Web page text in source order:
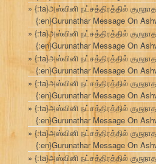
{:ta}அஸ்வினி நட்சத்திரத்தில்
{:en}Gurunathar Message On
{:ta}அஸ்வினி நட்சத்திரத்தில்
{:en}Gurunathar Message On
{:ta}அஸ்வினி நட்சத்திரத்தில்
{:en}Gurunathar Message On
{:ta}அஸ்வினி நட்சத்திரத்தில்
{:en}Gurunathar Message On
{:ta}அஸ்வினி நட்சத்திரத்தில்
{:en}Gurunathar Message On
{:ta}அஸ்வினி நட்சத்திரத்தில்
{:en}Gurunathar Message On
{:ta}அஸ்வினி நட்சத்திரத்தில்